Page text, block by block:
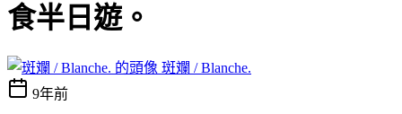
食半日遊。
斑斕 / Blanche.
9年前